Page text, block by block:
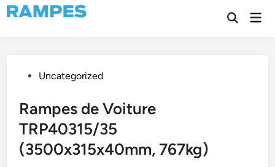
Skip
to
Open
PostedUncategorized
Rampes de Voiture
TRP40315/35
(3500x315x40mm, 767kg)